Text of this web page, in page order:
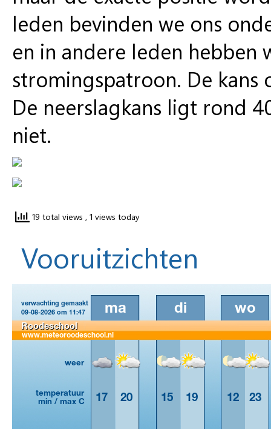
leden bevinden we ons
en in andere leden hebben
stromingspatroon. De kans
De neerslagkans ligt rond
niet.
19 total views , 1 views today
Vooruitzichten